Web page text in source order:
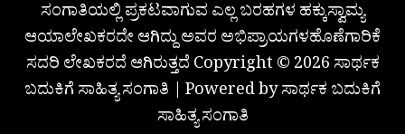
ಸಂಗಾತಿಯಲ್ಲಿ ಪ್ರಕಟವಾಗುವ ಎಲ್ಲ ಬರಹಗಳ ಹಕ್ಕುಸ್ವಾಮ್ಯ
ಆಯಾಲೇಖಕರದೇ ಆಗಿದ್ದು ಅವರ ಅಭಿಪ್ರಾಯಗಳಹೊಣೆಗಾರಿಕೆ
ಸದರಿ ಲೇಖಕರದೆ ಆಗಿರುತ್ತದೆ Copyright © 2026 ಸಾರ್ಥಕ
ಬದುಕಿಗೆ ಸಾಹಿತ್ಯ ಸಂಗಾತಿ | Powered by ಸಾರ್ಥಕ ಬದುಕಿಗೆ
ಸಾಹಿತ್ಯ ಸಂಗಾತಿ